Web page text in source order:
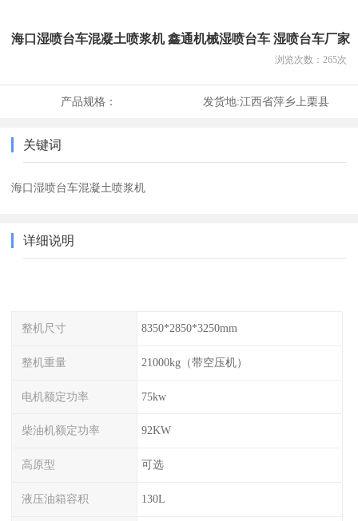
海口湿喷台车混凝土喷浆机 鑫通机械湿喷台车 湿喷台车厂家
浏览次数： 265次
产品规格： 发货地:江西省萍乡上栗县
关键词
海口湿喷台车混凝土喷浆机
详细说明
整机尺寸 8350*2850*3250mm
整机重量 21000kg（带空压机）
电机额定功率 75kw
柴油机额定功率 92KW
高原型 可选
液压油箱容积 130L